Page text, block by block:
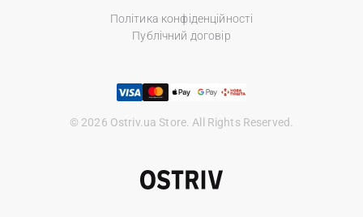
Політика конфіденційності
Публічний договір
© 2026 Ostriv.ua Store. All Rights Reserved.